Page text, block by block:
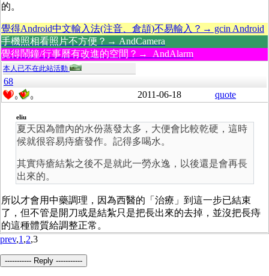
的。
覺得Android中文輸入法(注音、倉頡)不易輸入？→ gcin Android
手機照相看照片不方便？→ AndCamera
覺得鬧鐘/行事曆有改進的空間？→ AndAlarm
本人已不在此站活動
68
0 0 2011-06-18 quote
eliu
夏天因為體內的水份蒸發太多，大便會比較乾硬，這時
候就很容易痔瘡發作。記得多喝水。
其實痔瘡結紮之後不是就此一勞永逸，以後還是會再長
出來的。
所以才會用中藥調理，因為西醫的「治療」到這一步已結束
了，但不管是開刀或是結紮只是把長出來的去掉，並沒把長痔
的這種體質給調整正常。
prev,1,2,3
----------- Reply -----------